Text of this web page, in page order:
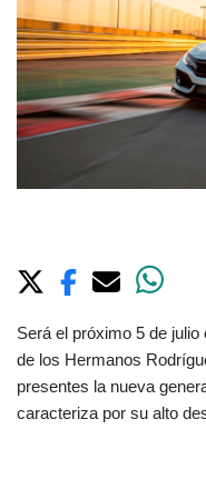
Será el próximo 5 de julio
de los Hermanos
presentes la nueva
caracteriza por su alto